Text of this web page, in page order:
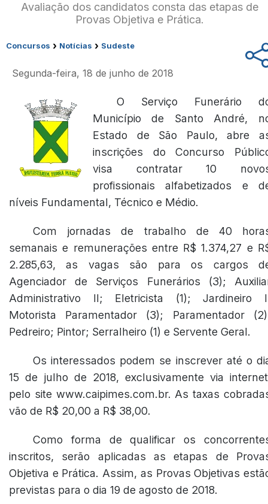
Avaliação dos candidatos consta das etapas de
Provas Objetiva e Prática.
Concursos › Notícias › Sudeste
Segunda-feira, 18 de junho de 2018
O Serviço Funerário
Município de Santo André,
Estado de São Paulo, abre
inscrições do Concurso
visa contratar 10
profissionais alfabetizados e
níveis Fundamental, Técnico e Médio.
Com jornadas de trabalho de 40
semanais e remunerações entre R$ 1.374,27 e
2.285,63, as vagas são para os cargos
Agenciador de Serviços Funerários (3);
Administrativo II; Eletricista (1); Jardineiro
Motorista Paramentador (3); Paramentador
Pedreiro; Pintor; Serralheiro (1) e Servente Geral.
Os interessados podem se inscrever até o
15 de julho de 2018, exclusivamente via
pelo site www.caipimes.com.br. As taxas
vão de R$ 20,00 a R$ 38,00.
Como forma de qualificar os
inscritos, serão aplicadas as etapas de
Objetiva e Prática. Assim, as Provas Objetivas
previstas para o dia 19 de agosto de 2018.